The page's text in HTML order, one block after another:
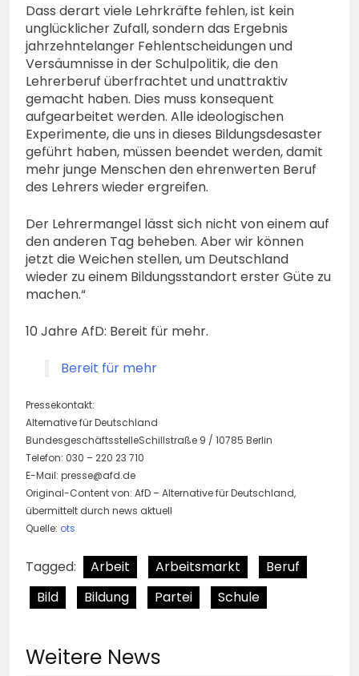
Dass derart viele Lehrkräfte fehlen, ist kein
unglücklicher Zufall, sondern das Ergebnis
jahrzehntelanger Fehlentscheidungen und
Versäumnisse in der Schulpolitik, die den
Lehrerberuf überfrachtet und unattraktiv
gemacht haben. Dies muss konsequent
aufgearbeitet werden. Alle ideologischen
Experimente, die uns in dieses Bildungsdesaster
geführt haben, müssen beendet werden, damit
mehr junge Menschen den ehrenwerten Beruf
des Lehrers wieder ergreifen.
Der Lehrermangel lässt sich nicht von einem auf
den anderen Tag beheben. Aber wir können
jetzt die Weichen stellen, um Deutschland
wieder zu einem Bildungsstandort erster Güte zu
machen.“
10 Jahre AfD: Bereit für mehr.
Bereit für mehr
Pressekontakt:
Alternative für Deutschland
BundesgeschäftsstelleSchillstraße 9 / 10785 Berlin
Telefon: 030 – 220 23 710
E-Mail: presse@afd.de
Original-Content von: AfD – Alternative für Deutschland,
übermittelt durch news aktuell
Quelle: ots
Tagged: Arbeit Arbeitsmarkt
Beruf
Bild
Bildung Partei Schule
Weitere News